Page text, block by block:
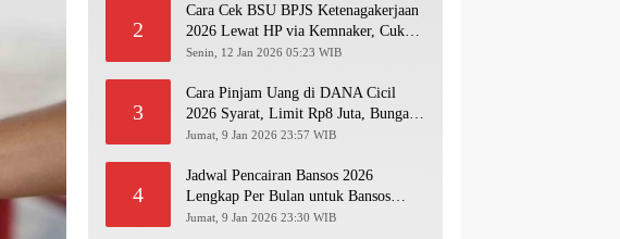
2
Cara Cek BSU BPJS Ketenagakerjaan
2026 Lewat HP via Kemnaker, Cukup
Pakai NIK KTP!
Senin, 12 Jan 2026 05:23 WIB
3
Cara Pinjam Uang di DANA Cicil
2026 Syarat, Limit Rp8 Juta, Bunga &
Langkah Pengajuan Lengkap
Jumat, 9 Jan 2026 23:57 WIB
4
Jadwal Pencairan Bansos 2026
Lengkap Per Bulan untuk Bansos
PKH, BPNT, PIP, BLT Kesra
Jumat, 9 Jan 2026 23:30 WIB